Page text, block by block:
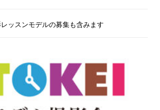
ョンショー参加キッズモデル募集｜関東東京
や夜間の歩行に配慮した新モデル ニュース
ッスンモデルの募集も含みます